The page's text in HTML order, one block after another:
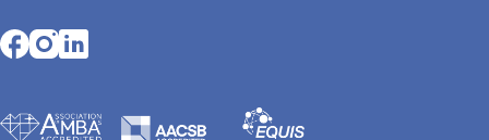
Opens in a new tab
Opens in a new tab
Opens in a new tab